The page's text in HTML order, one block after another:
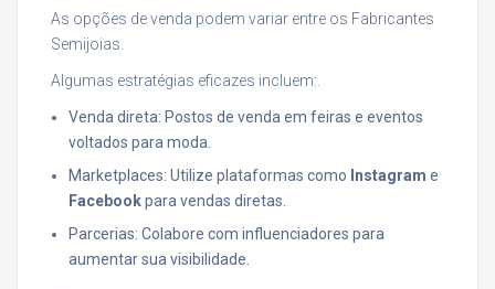
As opções de venda podem variar entre os Fabricantes
Semijoias.
Algumas estratégias eficazes incluem:.
Venda direta: Postos de venda em feiras e eventos
voltados para moda.
Marketplaces: Utilize plataformas como Instagram e
Facebookpara vendas diretas.
Parcerias: Colabore com influenciadores para
aumentar sua visibilidade.